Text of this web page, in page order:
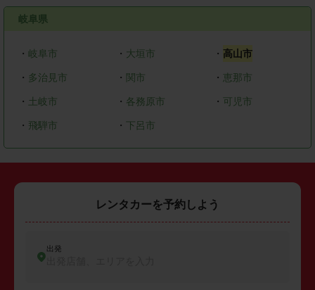
岐阜県
・ 岐阜市 ・ 大垣市 ・ 高山市
・ 多治見市 ・ 関市 ・ 恵那市
・ 土岐市 ・ 各務原市 ・ 可児市
・ 飛騨市 ・ 下呂市
レンタカーを予約しよう
出発